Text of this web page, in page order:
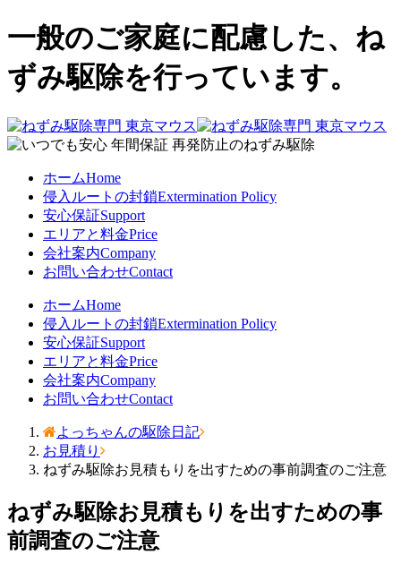
一般のご家庭に配慮した、ね
ずみ駆除を行っています。
ホームHome
侵入ルートの封鎖Extermination Policy
安心保証Support
エリアと料金Price
会社案内Company
お問い合わせContact
ホームHome
侵入ルートの封鎖Extermination Policy
安心保証Support
エリアと料金Price
会社案内Company
お問い合わせContact
よっちゃんの駆除日記
お見積り
ねずみ駆除お見積もりを出すための事前調査のご注意
ねずみ駆除お見積もりを出すための事
前調査のご注意